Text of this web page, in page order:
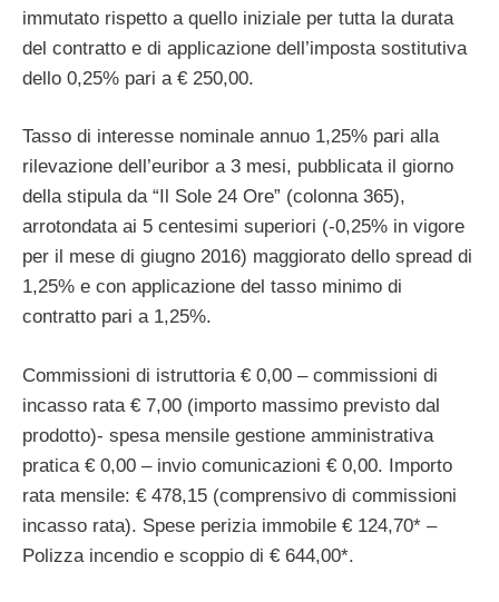
immutato rispetto a quello iniziale per tutta la durata
del contratto e di applicazione dell’imposta sostitutiva
dello 0,25% pari a € 250,00.
Tasso di interesse nominale annuo 1,25% pari alla
rilevazione dell’euribor a 3 mesi, pubblicata il giorno
della stipula da “Il Sole 24 Ore” (colonna 365),
arrotondata ai 5 centesimi superiori (-0,25% in vigore
per il mese di giugno 2016) maggiorato dello spread di
1,25% e con applicazione del tasso minimo di
contratto pari a 1,25%.
Commissioni di istruttoria € 0,00 – commissioni di
incasso rata € 7,00 (importo massimo previsto dal
prodotto)- spesa mensile gestione amministrativa
pratica € 0,00 – invio comunicazioni € 0,00. Importo
rata mensile: € 478,15 (comprensivo di commissioni
incasso rata). Spese perizia immobile € 124,70* –
Polizza incendio e scoppio di € 644,00*.